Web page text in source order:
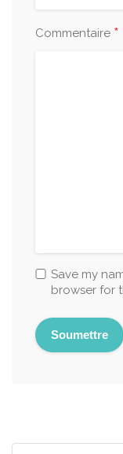
Commentaire *
Save my
browser for